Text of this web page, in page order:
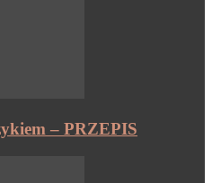
– PRZEPIS